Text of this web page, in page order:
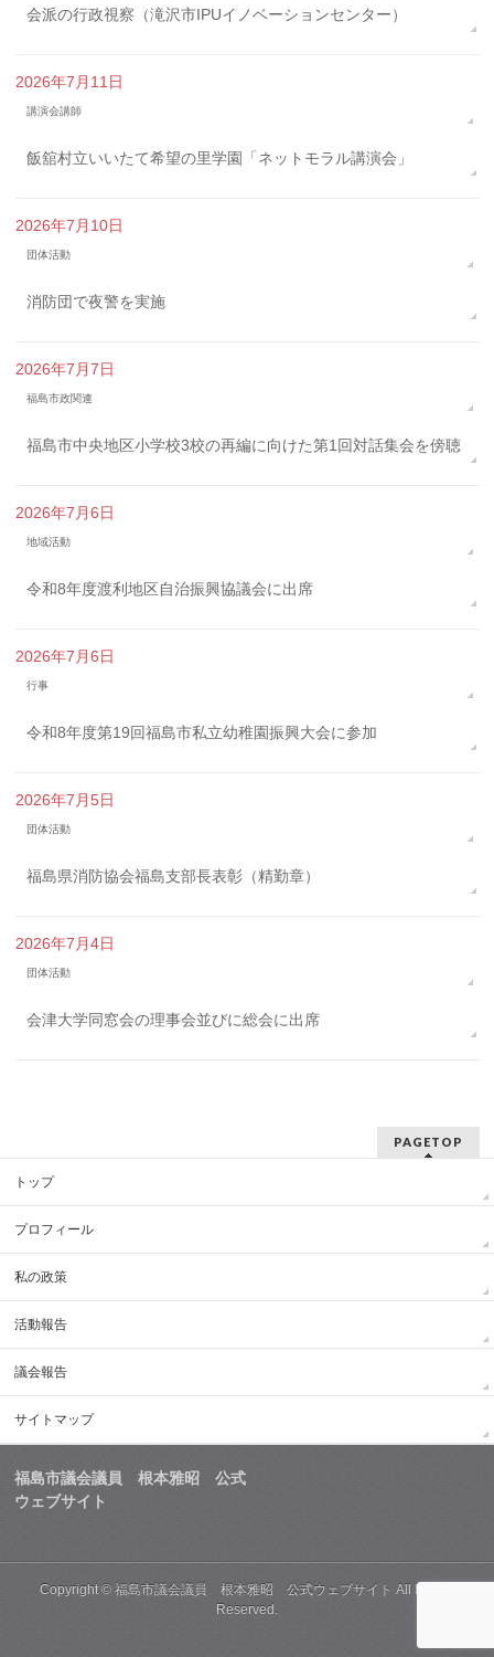
会派の行政視察（滝沢市IPUイノベーションセンター）
2026年7月11日
講演会講師
飯舘村立いいたて希望の里学園「ネットモラル講演会」
2026年7月10日
団体活動
消防団で夜警を実施
2026年7月7日
福島市政関連
福島市中央地区小学校3校の再編に向けた第1回対話集会を傍聴
2026年7月6日
地域活動
令和8年度渡利地区自治振興協議会に出席
2026年7月6日
行事
令和8年度第19回福島市私立幼稚園振興大会に参加
2026年7月5日
団体活動
福島県消防協会福島支部長表彰（精勤章）
2026年7月4日
団体活動
会津大学同窓会の理事会並びに総会に出席
PAGETOP
トップ
プロフィール
私の政策
活動報告
議会報告
サイトマップ
福島市議会議員 根本雅昭 公式
ウェブサイト
Copyright ©福島市議会議員 根本雅昭 公式ウェブサイト All Rights
Reserved.